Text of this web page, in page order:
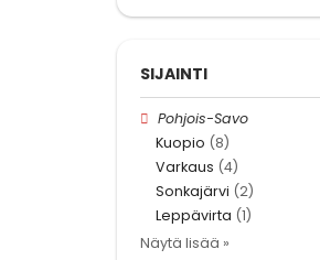
SIJAINTI
Pohjois-Savo
Kuopio (8)
Varkaus (4)
Sonkajärvi (2)
Leppävirta (1)
Näytä lisää »